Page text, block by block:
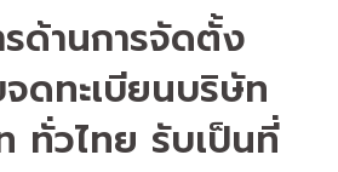
รด้านการจัดตั้ง
ดทะเบียนบริษัท
ทั่วไทย รับเป็นที่